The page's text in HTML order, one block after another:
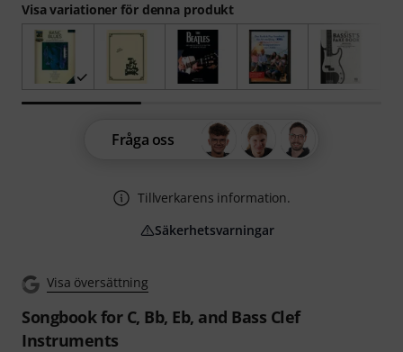
Visa översättning
Songbook for C, Bb, Eb, and Bass Clef
Instruments
Visa variationer för denna produkt
Fråga oss
Tillverkarens information.
Säkerhetsvarningar